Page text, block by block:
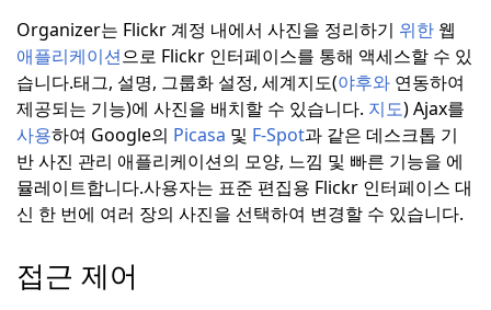
Organizer는 Flickr 계정 내에서 사진을 정리하기 위한 웹
애플리케이션으로 Flickr 인터페이스를 통해 액세스할 수 있
습니다.태그, 설명, 그룹화 설정, 세계지도(야후와 연동하여
제공되는 기능)에 사진을 배치할 수 있습니다. 지도) Ajax를
사용하여 Google의 Picasa 및 F-Spot과 같은 데스크톱 기
반 사진 관리 애플리케이션의 모양, 느낌 및 빠른 기능을 에
뮬레이트합니다.사용자는 표준 편집용 Flickr 인터페이스 대
신 한 번에 여러 장의 사진을 선택하여 변경할 수 있습니다.
접근 제어